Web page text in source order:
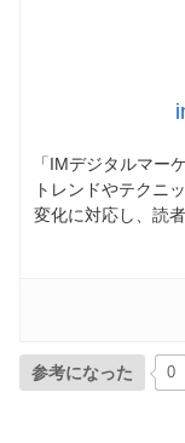
「IMデジタルマー
トレンドやテクニ
変化に対応し、読
参考になった 0